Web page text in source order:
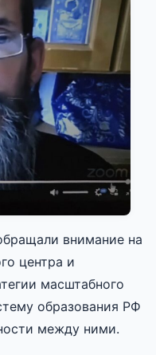
внимание на
центра и
масштабного
образования РФ
между ними.